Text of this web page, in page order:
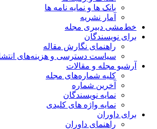
بانک ها و نمایه نامه ها
آمار نشریه
خط‌مشی دبیری مجله
برای نویسندگان
راهنمای نگارش مقاله
سیاست دسترسی و هزینه‌های انتشار
آرشیو مجله و مقالات
کلیه شماره‌های مجله
آخرین شماره
نمایه نویسندگان
نمایه واژه های کلیدی
برای داوران
راهنمای داوران